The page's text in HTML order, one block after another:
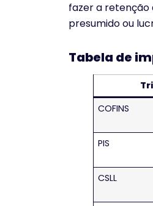
fazer a retenção
presumido ou
Tabela de
COFINS
PIS
CSLL